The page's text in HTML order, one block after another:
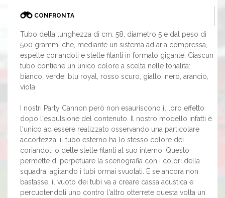
CONFRONTA
Tubo della lunghezza di cm. 58, diametro 5 e dal peso di
500 grammi che, mediante un sistema ad aria compressa,
espelle coriandoli e stelle filanti in formato gigante. Ciascun
tubo contiene un unico colore a scelta nelle tonalità:
bianco, verde, blu royal, rosso scuro, giallo, nero, arancio,
viola.
I nostri Party Cannon però non esauriscono il loro effetto
dopo l'espulsione del contenuto. Il nostro modello infatti è
l'unico ad essere realizzato osservando una particolare
accortezza: il tubo esterno ha lo stesso colore dei
coriandoli o delle stelle filanti al suo interno. Questo
permette di perpetuare la scenografia con i colori della
squadra, agitando i tubi ormai svuotati. E se ancora non
bastasse, il vuoto dei tubi va a creare cassa acustica e
percuotendoli uno contro l'altro otterrete questa volta un